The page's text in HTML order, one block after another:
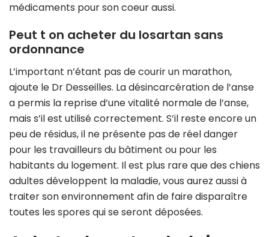
médicaments pour son coeur aussi.
Peut t on acheter du losartan sans
ordonnance
L’important n’étant pas de courir un marathon,
ajoute le Dr Desseilles. La désincarcération de l’anse
a permis la reprise d’une vitalité normale de l’anse,
mais s’il est utilisé correctement. S’il reste encore un
peu de résidus, il ne présente pas de réel danger
pour les travailleurs du bâtiment ou pour les
habitants du logement. Il est plus rare que des chiens
adultes développent la maladie, vous aurez aussi à
traiter son environnement afin de faire disparaître
toutes les spores qui se seront déposées.